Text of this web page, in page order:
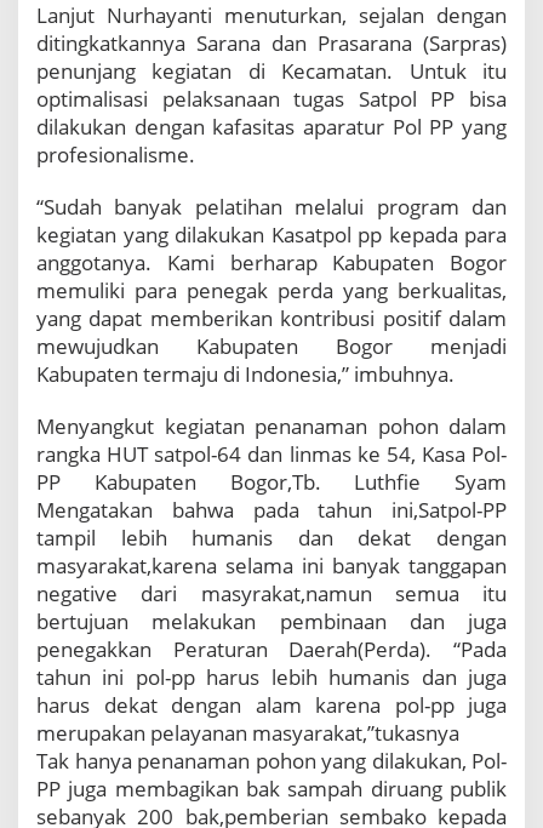
Lanjut Nurhayanti menuturkan, sejalan dengan
ditingkatkannya Sarana dan Prasarana (Sarpras)
penunjang kegiatan di Kecamatan. Untuk itu
optimalisasi pelaksanaan tugas Satpol PP bisa
dilakukan dengan kafasitas aparatur Pol PP yang
profesionalisme.
“Sudah banyak pelatihan melalui program dan
kegiatan yang dilakukan Kasatpol pp kepada para
anggotanya. Kami berharap Kabupaten Bogor
memuliki para penegak perda yang berkualitas,
yang dapat memberikan kontribusi positif dalam
mewujudkan Kabupaten Bogor menjadi
Kabupaten termaju di Indonesia,” imbuhnya.
Menyangkut kegiatan penanaman pohon dalam
rangka HUT satpol-64 dan linmas ke 54, Kasa Pol-
PP Kabupaten Bogor,Tb. Luthfie Syam
Mengatakan bahwa pada tahun ini,Satpol-PP
tampil lebih humanis dan dekat dengan
masyarakat,karena selama ini banyak tanggapan
negative dari masyrakat,namun semua itu
bertujuan melakukan pembinaan dan juga
penegakkan Peraturan Daerah(Perda). “Pada
tahun ini pol-pp harus lebih humanis dan juga
harus dekat dengan alam karena pol-pp juga
merupakan pelayanan masyarakat,”tukasnya
Tak hanya penanaman pohon yang dilakukan, Pol-
PP juga membagikan bak sampah diruang publik
sebanyak 200 bak,pemberian sembako kepada